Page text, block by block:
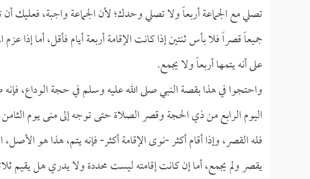
تصلي مع الجماعة أربعاً ولا تصلي وحدك؛ لأن الجماعة واجبة، فعليك
جميعاً قصراً فلا بأس ثنتين إذا كانت الإقامة أربعة أيام فأقل، أما إذا
على أنه يتمها أربعاً ولا يجمع.
واحتجوا في هذا بقصة النبي صلى الله عليه وسلم في حجة الوداع،
اليوم الرابع من ذي الحجة وقصر الصلاة حتى توجه إلى منى يوم الثامن
فله القصر، وإذا أقام أكثر -نوى الإقامة أكثر- فإنه يتم، هذا هو الأصل،
يقصر ولم يجمع، أما إن كانت إقامته ليست محددة ولا يدري هل يقيم